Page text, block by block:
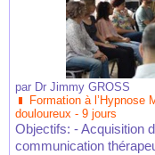
par Dr Jimmy GROSS
Formation à l’Hypnose
douloureux - 9 jours
Objectifs: - Acquisition
communication